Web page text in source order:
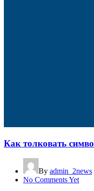
Как толковать
By admin_2news
No Comments Yet